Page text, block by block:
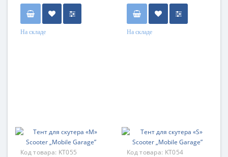
На складе На складе
Код товара: KT055 Код товара: KT054